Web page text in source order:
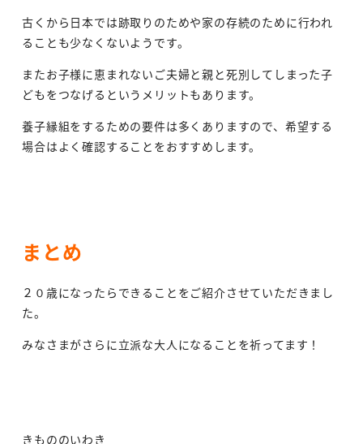
古くから日本では跡取りのためや家の存続のために行われ
ることも少なくないようです。
またお子様に恵まれないご夫婦と親と死別してしまった子
どもをつなげるというメリットもあります。
養子縁組をするための要件は多くありますので、希望する
場合はよく確認することをおすすめします。
まとめ
２０歳になったらできることをご紹介させていただきまし
た。
みなさまがさらに立派な大人になることを祈ってます！
きもののいわき